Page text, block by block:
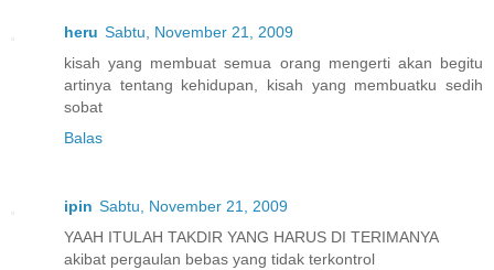
heru Sabtu, November 21, 2009
kisah yang membuat semua orang mengerti akan begitu
artinya tentang kehidupan, kisah yang membuatku sedih
sobat
Balas
ipin Sabtu, November 21, 2009
YAAH ITULAH TAKDIR YANG HARUS DI TERIMANYA
akibat pergaulan bebas yang tidak terkontrol